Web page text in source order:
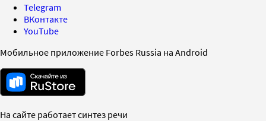
Telegram
ВКонтакте
YouTube
Мобильное приложение Forbes Russia на Android
На сайте работает синтез речи